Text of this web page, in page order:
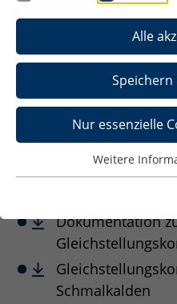
Alle
Speichern
Nur essenzielle
Weitere
Die
Schmalkalden basiert
verschiedener
Daneben wurden
erarbeitet, die die
Umsetzung
festschreiben.
Allgemeines
Dokumentation
Schmalkalden